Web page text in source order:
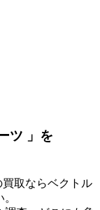
ツ 」を
買取ならベクトル